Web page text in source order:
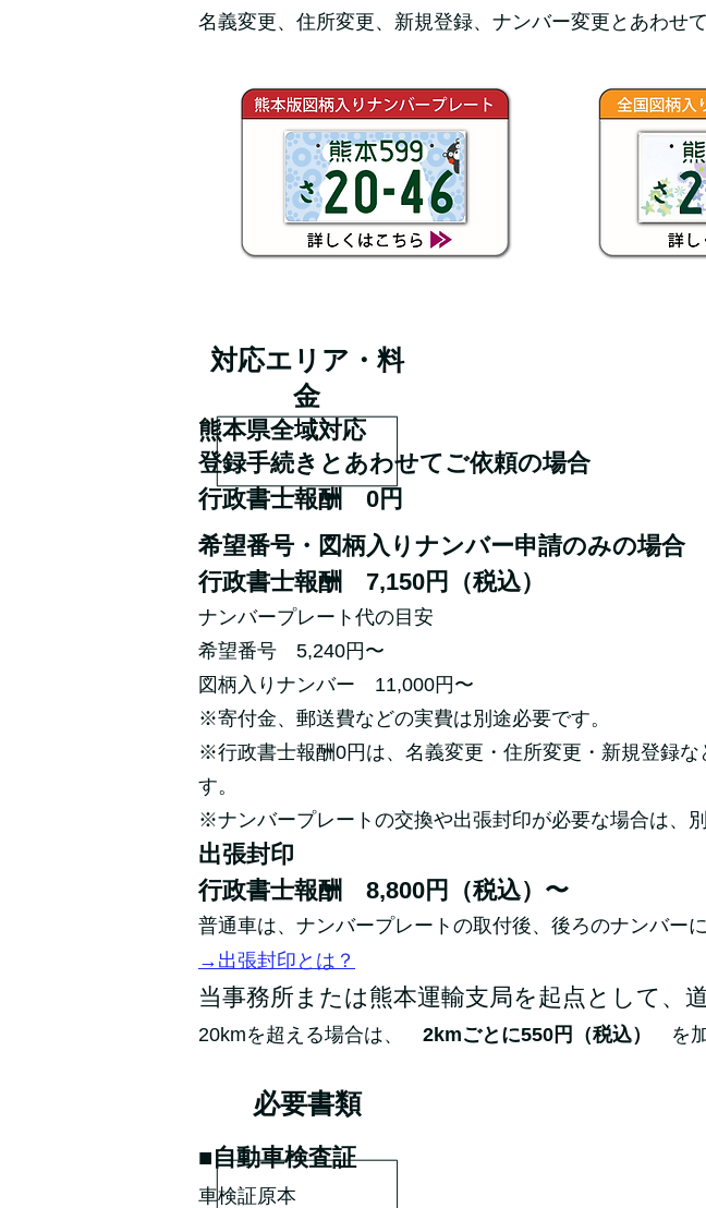
名義変更、住所変更、新規登録、ナンバー変更とあわせ
対応エリア・料
金
熊本県全域対応
登録手続きとあわせてご依頼の場合
行政書士報酬 0円
希望番号・図柄入りナンバー申請のみの場合
行政書士報酬 7,150円（税込）
ナンバープレート代の目安
希望番号 5,240円〜
図柄入りナンバー 11,000円〜
※寄付金、郵送費などの実費は別途必要です。
※行政書士報酬0円は、名義変更・住所変更・新規登録
す。
※ナンバープレートの交換や出張封印が必要な場合は、
出張封印
行政書士報酬 8,800円（税込）〜
普通車は、ナンバープレートの取付後、後ろのナンバー
→出張封印とは？
当事務所または熊本運輸支局を起点として、
20kmを超える場合は、 2kmごとに550円（税込） を加
必要書類
■自動車検査証
車検証原本